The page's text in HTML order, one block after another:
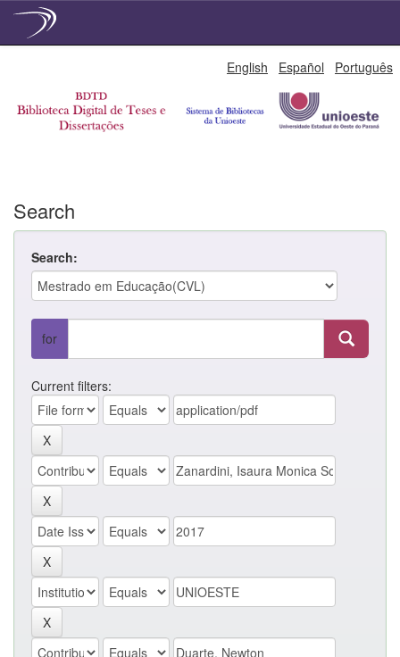
English Español Português
Search
Search:
for
Current filters: